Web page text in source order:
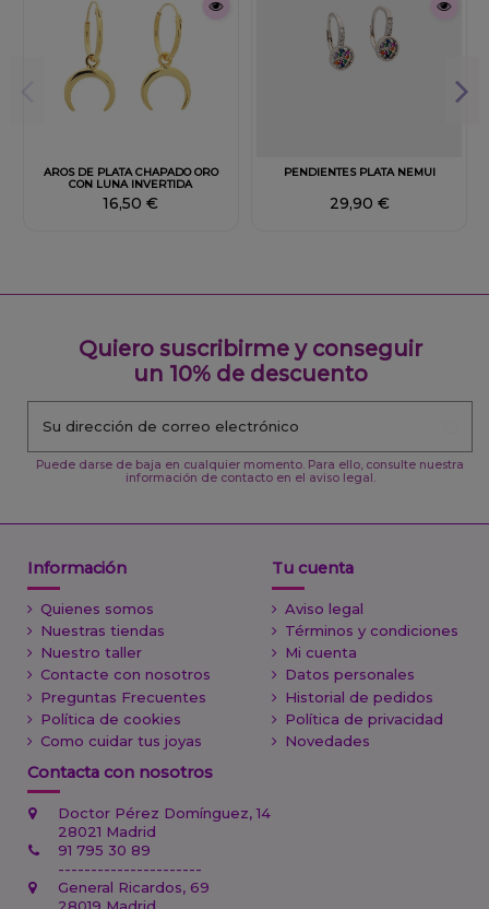
AROS DE PLATA CHAPADO ORO
CON LUNA INVERTIDA
16,50 €
PENDIENTES PLATA NEMUI
29,90 €
Quiero suscribirme y conseguir
un 10% de descuento
Puede darse de baja en cualquier momento. Para ello, consulte nuestra
información de contacto en el aviso legal.
Información
Quienes somos
Nuestras tiendas
Nuestro taller
Contacte con nosotros
Preguntas Frecuentes
Política de cookies
Como cuidar tus joyas
Tu cuenta
Aviso legal
Términos y condiciones
Mi cuenta
Datos personales
Historial de pedidos
Política de privacidad
Novedades
Contacta con nosotros
Doctor Pérez Domínguez, 14
28021 Madrid
91 795 30 89
----------------------
General Ricardos, 69